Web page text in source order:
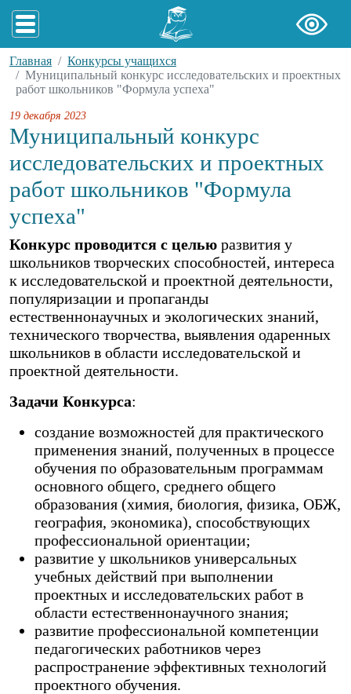
Главная
Конкурсы учащихся
Муниципальный конкурс исследовательских и проектных
работ школьников "Формула успеха"
19 декабря 2023
Муниципальный конкурс
исследовательских и проектных
работ школьников "Формула
успеха"
Конкурс проводится с целью развития у
школьников творческих способностей, интереса
к исследовательской и проектной деятельности,
популяризации и пропаганды
естественнонаучных и экологических знаний,
технического творчества, выявления одаренных
школьников в области исследовательской и
проектной деятельности.
Задачи Конкурса:
создание возможностей для практического
применения знаний, полученных в процессе
обучения по образовательным программам
основного общего, среднего общего
образования (химия, биология, физика, ОБЖ,
география, экономика), способствующих
профессиональной ориентации;
развитие у школьников универсальных
учебных действий при выполнении
проектных и исследовательских работ в
области естественнонаучного знания;
развитие профессиональной компетенции
педагогических работников через
распространение эффективных технологий
проектного обучения.